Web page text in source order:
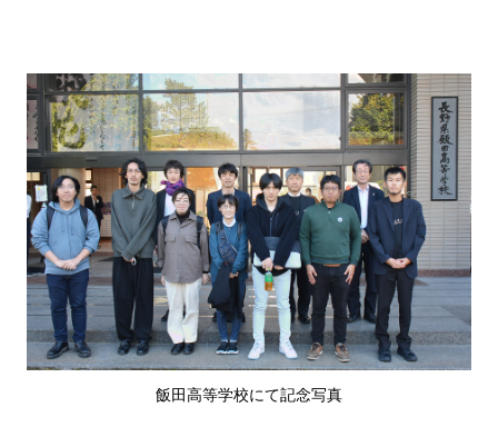
飯田高等学校にて記念写真